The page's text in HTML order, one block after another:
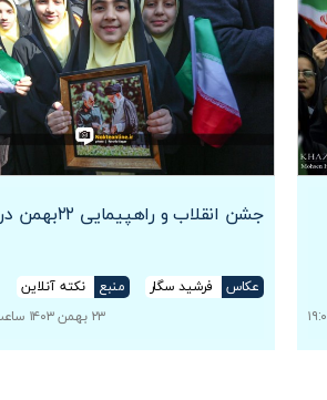
جشن انقلاب و راهپیمایی ۲۲بهمن در گلوگاه
عکاس فرشید سگار منبع
نکته آنلاین
۲۳ بهمن ۱۴۰۳ ساعت ۱۰:۵۰:۰۰